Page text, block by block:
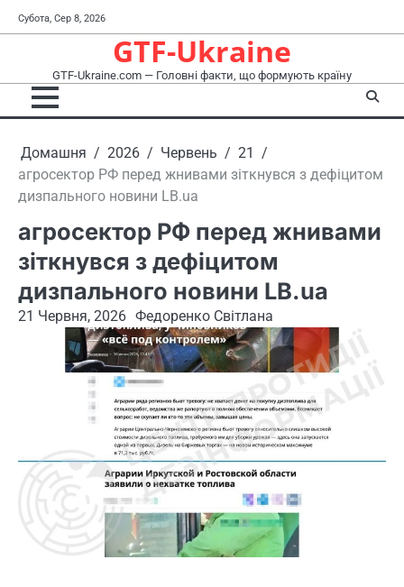
Перейти
до
Субота, Сер 8, 2026
GTF-Ukraine
GTF-Ukraine.com — Головні факти, що формують країну
Домашня 2026 Червень
21
агросектор РФ перед жнивами зіткнувся з дефіцитом
дизпального новини LB.ua
агросектор РФ перед жнивами
зіткнувся з дефіцитом
дизпального новини LB.ua
21 Червня, 2026 Федоренко Світлана